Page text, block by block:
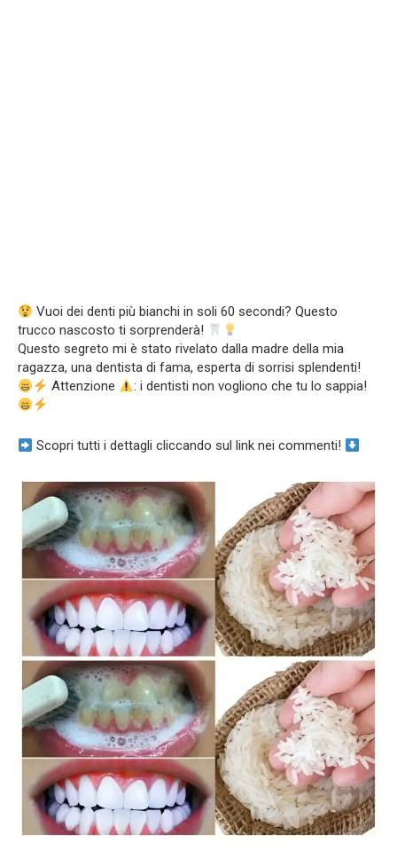
Vuoi dei denti più bianchi in soli 60 secondi? Questo
trucco nascosto ti sorprenderà!
Questo segreto mi è stato rivelato dalla madre della mia
ragazza, una dentista di fama, esperta di sorrisi splendenti!
Attenzione
: i dentisti non vogliono che tu lo sappia!
Scopri tutti i dettagli cliccando sul link nei commenti!